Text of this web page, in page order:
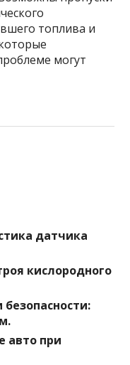
топлива и
могут
датчика
кислородного
авто при